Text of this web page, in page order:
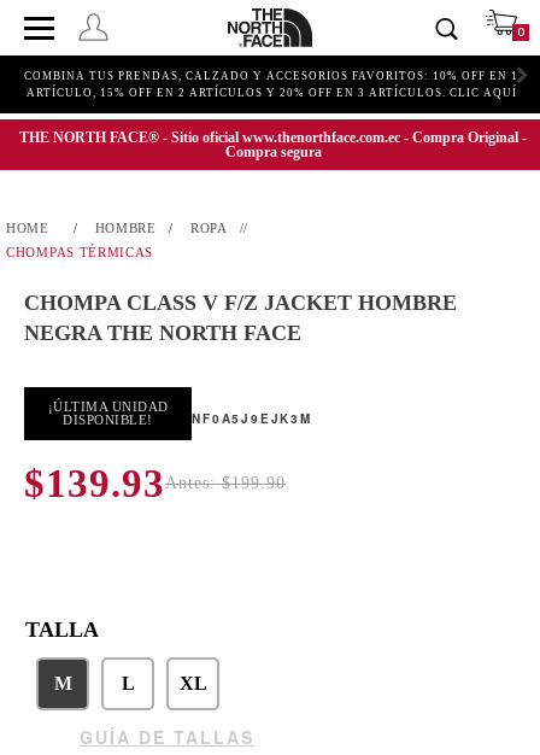
0
COMBINA TUS PRENDAS, CALZADO Y ACCESORIOS FAVORITOS: 10% OFF EN 1
ARTÍCULO, 15% OFF EN 2 ARTÍCULOS Y 20% OFF EN 3 ARTÍCULOS. CLIC AQUÍ
THE NORTH FACE® - Sitio oficial www.thenorthface.com.ec - Compra Original -
Compra segura
HOMBRE
ROPA
CHOMPAS TÉRMICAS
CHOMPA CLASS V F/Z JACKET HOMBRE
NEGRA THE NORTH FACE
¡ÚLTIMA UNIDAD
DISPONIBLE!
NF0A5J9EJK3M
$139.93Antes: $199.90
TALLA
M L XL
GUÍA DE TALLAS